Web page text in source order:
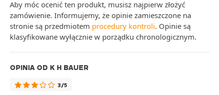
Aby móc ocenić ten produkt, musisz najpierw złożyć
zamówienie. Informujemy, że opinie zamieszczone na
stronie są przedmiotem procedury kontroli. Opinie są
klasyfikowane wyłącznie w porządku chronologicznym.
OPINIA OD K H BAUER
3/5